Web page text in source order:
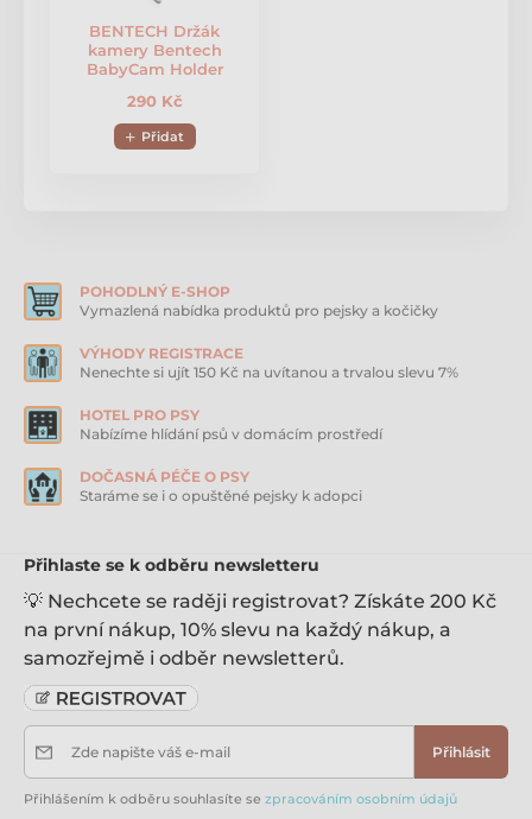
Další vlastnosti
Tato dětská chůvička je vybavena
připomínky pro krmení
Kamera
Monitor
Návod
Technické parametry:
Materiál: PVC
WiFi: Ano
BENTECH Držák
kamery Bentech
BabyCam Holder
290 Kč
Přidat
POHODLNÝ E-SHOP
Vymazlená nabídka produktů pro pejsky a kočičky
VÝHODY REGISTRACE
Nenechte si ujít 150 Kč na uvítanou a trvalou slevu 7%
HOTEL PRO PSY
Nabízíme hlídání psů v domácím prostředí
DOČASNÁ PÉČE O PSY
Staráme se i o opuštěné pejsky k adopci
Přihlaste se k odběru newsletteru
💡 Nechcete se raději registrovat? Získáte 200 Kč
na první nákup, 10% slevu na každý nákup, a
samozřejmě i odběr newsletterů.
Zde napište váš e-mail Přihlásit
Přihlášením k odběru souhlasíte se zpracováním osobním údajů